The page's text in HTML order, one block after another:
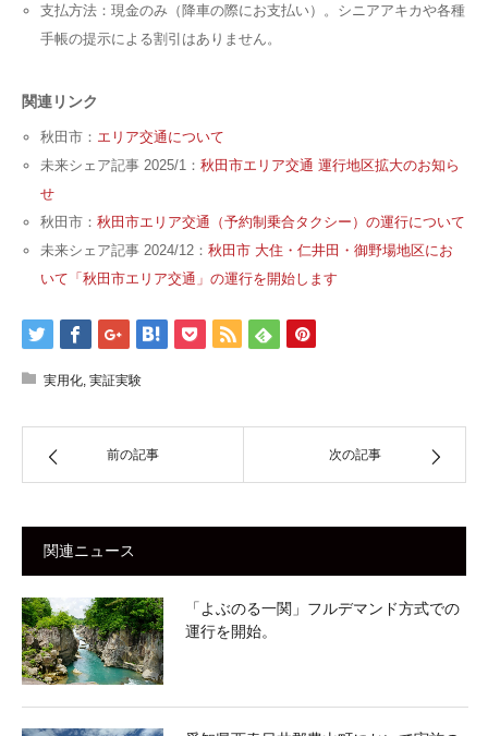
支払方法：現金のみ（降車の際にお支払い）。シニアアキカや各種
手帳の提示による割引はありません。
関連リンク
秋田市： エリア交通について
未来シェア記事 2025/1： 秋田市エリア交通 運行地区拡大のお知ら
せ
秋田市： 秋田市エリア交通（予約制乗合タクシー）の運行について
未来シェア記事 2024/12： 秋田市 大住・仁井田・御野場地区にお
いて「秋田市エリア交通」の運行を開始します
実用化, 実証実験
前の記事 次の記事
関連ニュース
「よぶのる一関」フルデマンド方式での
運行を開始。